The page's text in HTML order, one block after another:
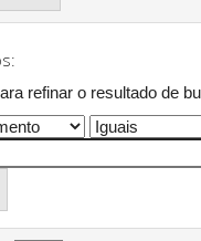
refinar o resultado de